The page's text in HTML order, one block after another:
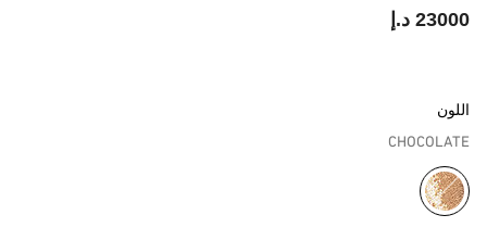
23000 د.إ
اللون
CHOCOLATE
مختار